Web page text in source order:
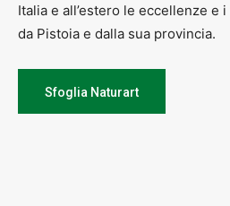
Italia e all’estero le eccellenze e
da Pistoia e dalla sua provincia.
Sfoglia Naturart